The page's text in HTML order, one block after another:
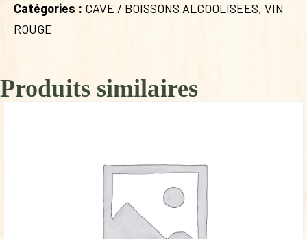
Catégories : CAVE / BOISSONS ALCOOLISEES, VIN
ROUGE
Produits similaires